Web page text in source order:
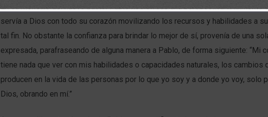
En su mensaje del nuevo pacto, Pablo nos ofrece una perspectiva totalmente
servía a Dios con todo su corazón movilizando los recursos y habilidades a
tal fin. No obstante la confianza para brindar lo mejor de sí, provenía de una
expresada, parafraseando de alguna manera a Pablo, de forma siguiente: “Mi
tiene nada que ver con mis habilidades o capacidades naturales, los cambios
producen en la vida de las personas por lo que yo soy y a donde yo voy, solo
Dios, obrando en mí.”